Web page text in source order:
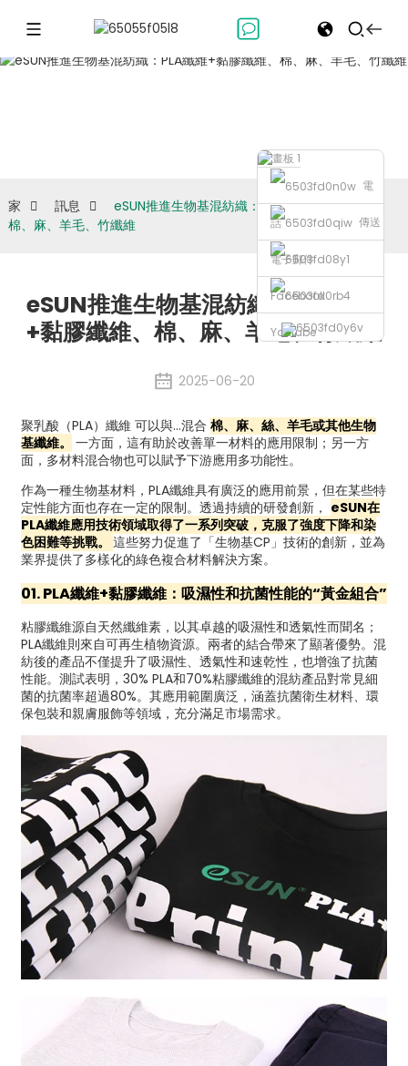
電
話 傳送
電子郵件
Facebook
Youtube
家 訊息
eSUN推進生物基混紡織：PLA纖維+黏膠纖維、
棉、麻、羊毛、竹纖維
eSUN推進生物基混紡織：PLA纖維
+黏膠纖維、棉、麻、羊毛、竹纖維
2025-06-20
聚乳酸（PLA）纖維 可以與…混合 棉、麻、絲、羊毛或其他生物
基纖維。
一方面，這有助於改善單一材料的應用限制；另一方
面，多材料混合物也可以賦予下游應用多功能性。
作為一種生物基材料，PLA纖維具有廣泛的應用前景，但在某些特
定性能方面也存在一定的限制。透過持續的研發創新， eSUN在
PLA纖維應用技術領域取得了一系列突破，克服了強度下降和染
色困難等挑戰。 這些努力促進了「生物基CP」技術的創新，並為
業界提供了多樣化的綠色複合材料解決方案。
01. PLA纖維+黏膠纖維：吸濕性和抗菌性能的“黃金組合”
粘膠纖維源自天然纖維素，以其卓越的吸濕性和透氣性而聞名；
PLA纖維則來自可再生植物資源。兩者的結合帶來了顯著優勢。混
紡後的產品不僅提升了吸濕性、透氣性和速乾性，也增強了抗菌
性能。測試表明，30% PLA和70%粘膠纖維的混紡產品對常見細
菌的抗菌率超過80%。其應用範圍廣泛，涵蓋抗菌衛生材料、環
保包裝和親膚服飾等領域，充分滿足市場需求。